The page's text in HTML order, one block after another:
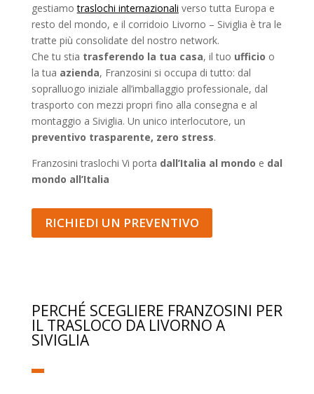
gestiamotraslochi internazionali verso tutta Europa e
resto del mondo, e il corridoio Livorno – Siviglia è tra le
tratte più consolidate del nostro network.
Che tu stia trasferendo la tua casa, il tuo ufficio o
la tua azienda, Franzosini si occupa di tutto: dal
sopralluogo iniziale all’imballaggio professionale, dal
trasporto con mezzi propri fino alla consegna e al
montaggio a Siviglia. Un unico interlocutore, un
preventivo trasparente, zero stress.
Franzosini traslochi Vi porta dall’Italia al mondo e dal
mondo all’Italia
RICHIEDI UN PREVENTIVO
PERCHÉ SCEGLIERE FRANZOSINI PER
IL TRASLOCO DA LIVORNO A
SIVIGLIA